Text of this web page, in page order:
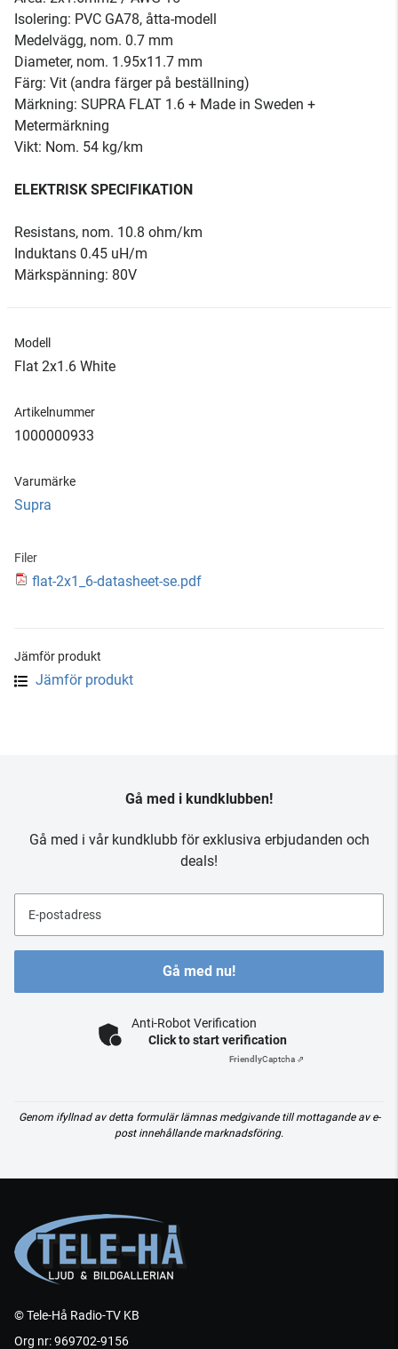
Isolering: PVC GA78, åtta-modell
Medelvägg, nom. 0.7 mm
Diameter, nom. 1.95x11.7 mm
Färg: Vit (andra färger på beställning)
Märkning: SUPRA FLAT 1.6 + Made in Sweden +
Metermärkning
Vikt: Nom. 54 kg/km
ELEKTRISK SPECIFIKATION
Resistans, nom. 10.8 ohm/km
Induktans 0.45 uH/m
Märkspänning: 80V
Modell
Flat 2x1.6 White
Artikelnummer
1000000933
Varumärke
Supra
Filer
flat-2x1_6-datasheet-se.pdf
Jämför produkt
Jämför produkt
Gå med i kundklubben!
Gå med i vår kundklubb för exklusiva erbjudanden och
deals!
E-postadress
Gå med nu!
Anti-Robot Verification
Click to start verification
FriendlyCaptcha ⇗
Genom ifyllnad av detta formulär lämnas medgivande till mottagande av e-
post innehållande marknadsföring.
© Tele-Hå Radio-TV KB
Org nr: 969702-9156